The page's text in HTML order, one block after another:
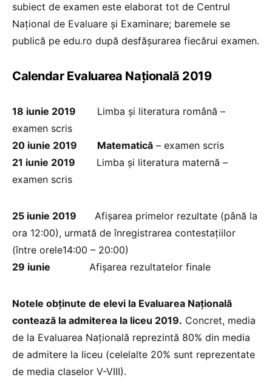
subiect de examen este elaborat tot de Centrul
Național de Evaluare și Examinare; baremele se
publică pe edu.ro după desfășurarea fiecărui examen.
Calendar Evaluarea Națională 2019
18 iunie 2019 Limba şi literatura română –
examen scris
20 iunie 2019
Matematică – examen scris
21 iunie 2019 Limba şi literatura maternă –
examen scris
25 iunie 2019 Afişarea primelor rezultate (până la
ora 12:00), urmată de înregistrarea contestațiilor
(între orele14:00 – 20:00)
29 iunie Afișarea rezultatelor finale
Notele obținute de elevi la Evaluarea Națională
contează la admiterea la liceu 2019. Concret, media
de la Evaluarea Națională reprezintă 80% din media
de admitere la liceu (celelalte 20% sunt reprezentate
de media claselor V-VIII).